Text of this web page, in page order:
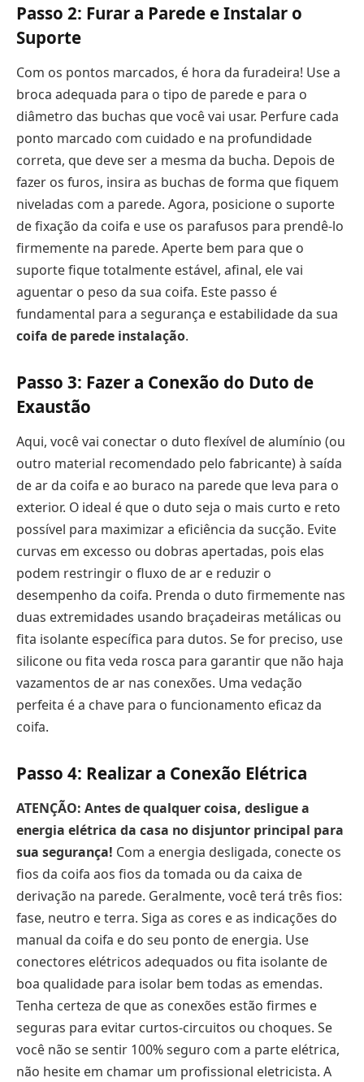
Passo 2: Furar a Parede e Instalar o
Suporte
Com os pontos marcados, é hora da furadeira! Use a
broca adequada para o tipo de parede e para o
diâmetro das buchas que você vai usar. Perfure cada
ponto marcado com cuidado e na profundidade
correta, que deve ser a mesma da bucha. Depois de
fazer os furos, insira as buchas de forma que fiquem
niveladas com a parede. Agora, posicione o suporte
de fixação da coifa e use os parafusos para prendê-lo
firmemente na parede. Aperte bem para que o
suporte fique totalmente estável, afinal, ele vai
aguentar o peso da sua coifa. Este passo é
fundamental para a segurança e estabilidade da sua
coifa de parede instalação.
Passo 3: Fazer a Conexão do Duto de
Exaustão
Aqui, você vai conectar o duto flexível de alumínio (ou
outro material recomendado pelo fabricante) à saída
de ar da coifa e ao buraco na parede que leva para o
exterior. O ideal é que o duto seja o mais curto e reto
possível para maximizar a eficiência da sucção. Evite
curvas em excesso ou dobras apertadas, pois elas
podem restringir o fluxo de ar e reduzir o
desempenho da coifa. Prenda o duto firmemente nas
duas extremidades usando braçadeiras metálicas ou
fita isolante específica para dutos. Se for preciso, use
silicone ou fita veda rosca para garantir que não haja
vazamentos de ar nas conexões. Uma vedação
perfeita é a chave para o funcionamento eficaz da
coifa.
Passo 4: Realizar a Conexão Elétrica
ATENÇÃO: Antes de qualquer coisa, desligue a
energia elétrica da casa no disjuntor principal para
sua segurança! Com a energia desligada, conecte os
fios da coifa aos fios da tomada ou da caixa de
derivação na parede. Geralmente, você terá três fios:
fase, neutro e terra. Siga as cores e as indicações do
manual da coifa e do seu ponto de energia. Use
conectores elétricos adequados ou fita isolante de
boa qualidade para isolar bem todas as emendas.
Tenha certeza de que as conexões estão firmes e
seguras para evitar curtos-circuitos ou choques. Se
você não se sentir 100% seguro com a parte elétrica,
não hesite em chamar um profissional eletricista. A